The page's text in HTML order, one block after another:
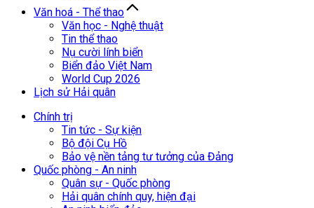
Văn hoá - Thể thao
Văn học - Nghệ thuật
Tin thể thao
Nụ cười lính biển
Biển đảo Việt Nam
World Cup 2026
Lịch sử Hải quân
Chính trị
Tin tức - Sự kiện
Bộ đội Cụ Hồ
Bảo vệ nền tảng tư tưởng của Đảng
Quốc phòng - An ninh
Quân sự - Quốc phòng
Hải quân chính quy, hiện đại